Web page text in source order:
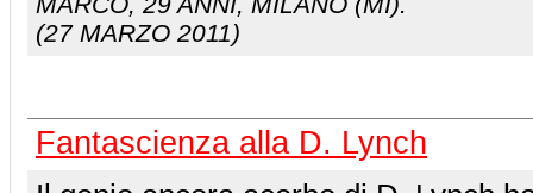
(27 MARZO 2011)
Fantascienza alla D. Lynch